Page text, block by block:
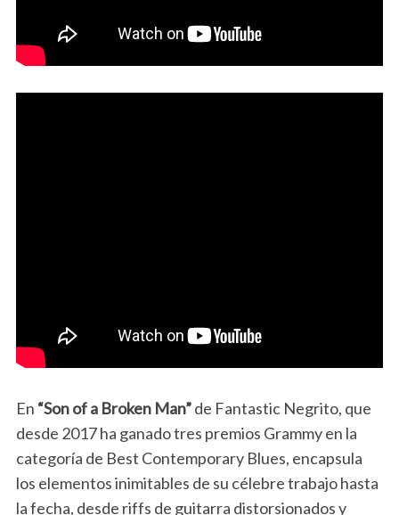
En “Son of a Broken Man”de Fantastic Negrito, que
desde 2017 ha ganado tres premios Grammy en la
categoría de Best Contemporary Blues, encapsula
los elementos inimitables de su célebre trabajo hasta
la fecha, desde riffs de guitarra distorsionados y